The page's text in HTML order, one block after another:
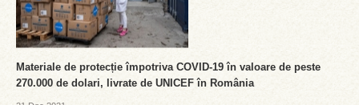
Materiale de protecție împotriva COVID-19 în valoare de peste
270.000 de dolari, livrate de UNICEF în România